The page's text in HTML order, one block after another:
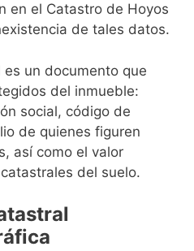
en el Catastro de Hoyos
de tales datos.
un documento que
del inmueble:
social, código de
de quienes figuren
así como el valor
del suelo.